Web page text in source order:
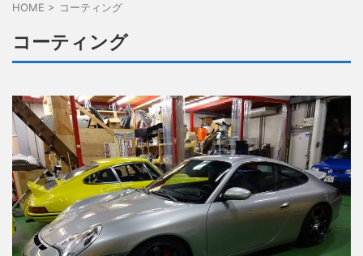
HOME > コーティング
コーティング